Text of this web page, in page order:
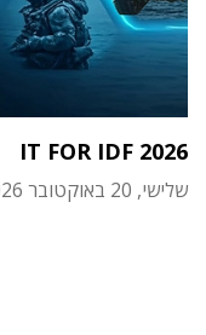
IT FOR IDF 2026
שלישי, 20 באוקטובר 2026